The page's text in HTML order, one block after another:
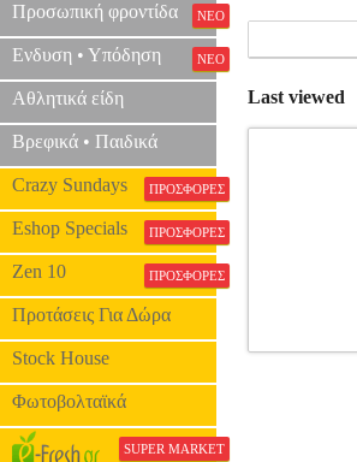
Προσωπική φροντίδα ΝΕΟ
Ενδυση • Υπόδηση ΝΕΟ
Αθλητικά είδη
Βρεφικά • Παιδικά
Crazy Sundays ΠΡΟΣΦΟΡΕΣ
Eshop Specials ΠΡΟΣΦΟΡΕΣ
Zen 10 ΠΡΟΣΦΟΡΕΣ
Προτάσεις Για Δώρα
Stock House
Φωτοβολταϊκά
SUPER MARKET
Last viewed